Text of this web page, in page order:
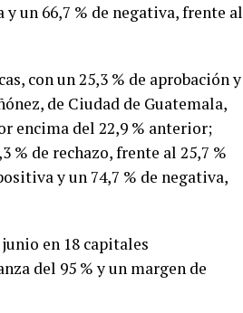
un 66,7 % de negativa, frente al
con un 25,3 % de aprobación y
de Ciudad de Guatemala,
encima del 22,9 % anterior;
% de rechazo, frente al 25,7 %
y un 74,7 % de negativa,
en 18 capitales
del 95 % y un margen de